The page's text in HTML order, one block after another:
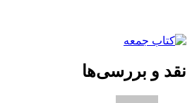
نقد و بررسی‌ها